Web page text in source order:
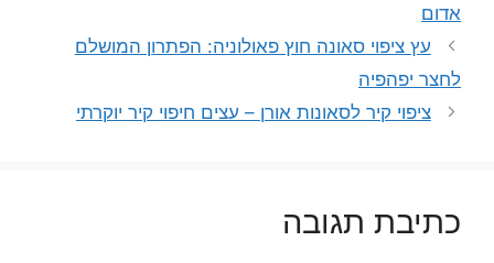
אדום
עץ ציפוי סאונה חוץ פאולוניה: הפתרון המושלם
לחצר יפהפיה
ציפוי קיר לסאונות אורן – עצים חיפוי קיר יוקרתי
כתיבת תגובה